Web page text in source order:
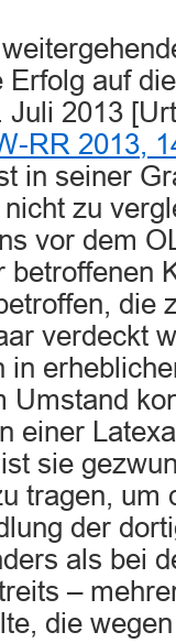
auf
Juli 2013
RR 2013,
in seiner
zu
vor dem
betroffenen
die
verdeckt
in
Umstand
einer
sie
tragen, um
der
als bei
–
die